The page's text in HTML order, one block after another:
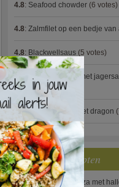
4.8: Seafood chowder (6 votes)
4.8: Zalmfilet op een bedje van
4.8: Blackwellsaus (5 votes)
4.7
Varkenshaasje met
Meus)(15 votes)
4.7:Gestoofde kip met dragon
Nieuwste Recepten
Turkse pizza met
×